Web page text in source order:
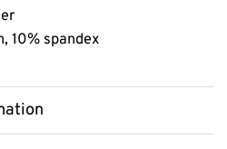
10% spandex